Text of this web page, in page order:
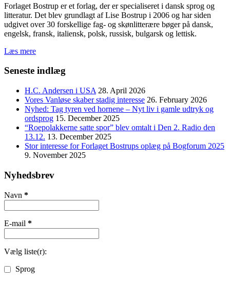
Forlaget Bostrup er et forlag, der er specialiseret i dansk sprog og
litteratur. Det blev grundlagt af Lise Bostrup i 2006 og har siden
udgivet over 30 forskellige fag- og skønlitterære bøger på dansk,
engelsk, fransk, italiensk, polsk, russisk, bulgarsk og lettisk.
Læs mere
Seneste indlæg
H.C. Andersen i USA 28. April 2026
Vores Vanløse skaber stadig interesse 26. February 2026
Nyhed: Tag tyren ved hornene – Nyt liv i gamle udtryk og
ordsprog 15. December 2025
“Roepolakkerne satte spor” blev omtalt i Den 2. Radio den
13.12. 13. December 2025
Stor interesse for Forlaget Bostrups oplæg på Bogforum 2025
9. November 2025
Nyhedsbrev
Navn *
E-mail *
Vælg liste(r):
Sprog